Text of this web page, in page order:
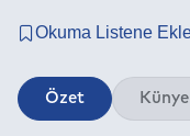
Özet Künye